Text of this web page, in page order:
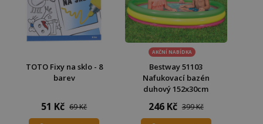
TOTO Fixy na sklo - 8
barev
51 Kč 69 Kč
AKČNÍ NABÍDKA
Bestway 51103
Nafukovací bazén
duhový 152x30cm
246 Kč 399 Kč